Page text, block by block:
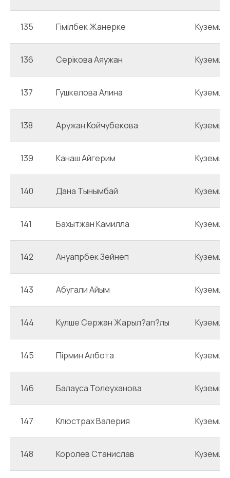
135 Гімілбек Жанерке
136 Серікова Аяужан
137 Гушкелова Алина
138 Аружан Койчубекова
139 Канаш Айгерим
140 Дана Тынымбай
141 Бахытжан Камилла
142 Ануапрбек Зейнеп
143 Абугали Айым
144 Кулше Сержан Жарыл?ап?лы
145 Пірмин Албота
146 Балауса Толеуханова
147 Клюстрах Валерия
148 Королев Станислав